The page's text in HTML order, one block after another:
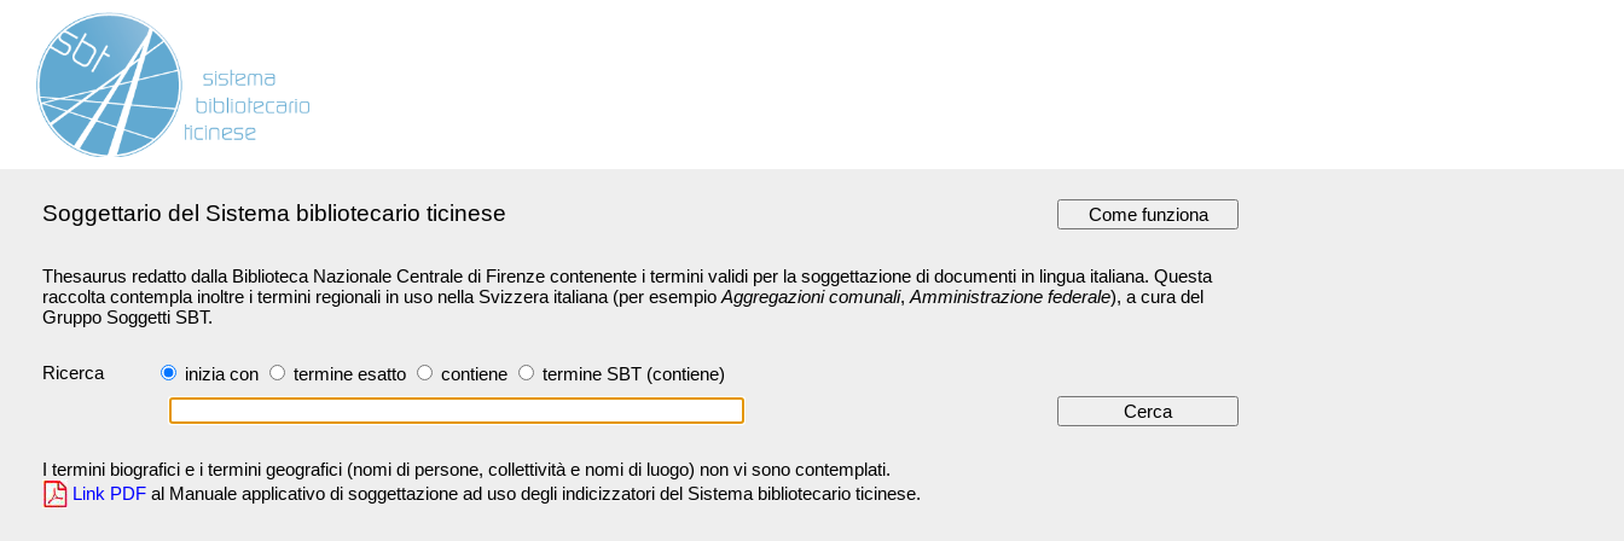
Soggettario del Sistema bibliotecario ticinese
Thesaurus redatto dalla Biblioteca Nazionale Centrale di Firenze contenente i termini validi per la soggettazione di documenti in lingua italiana. Questa
raccolta contempla inoltre i termini regionali in uso nella Svizzera italiana (per esempio Aggregazioni comunali, Amministrazione federale), a cura del
Gruppo Soggetti SBT.
Ricerca inizia con termine esatto contiene termine SBT (contiene)
I termini biografici e i termini geografici (nomi di persone, collettività e nomi di luogo) non vi sono contemplati.
Link PDF al Manuale applicativo di soggettazione ad uso degli indicizzatori del Sistema bibliotecario ticinese.